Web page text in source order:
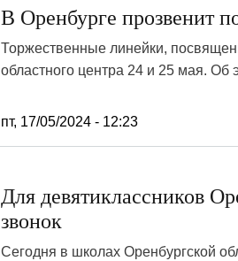
В Оренбурге прозвенит
Торжественные линейки,
областного центра 24 и 25 мая. Об
пт, 17/05/2024 - 12:23
Для девятиклассников
звонок
Сегодня в школах Оренбургской